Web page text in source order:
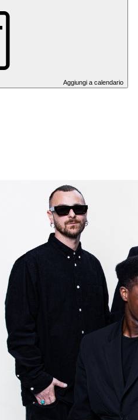
Aggiungi a calendario